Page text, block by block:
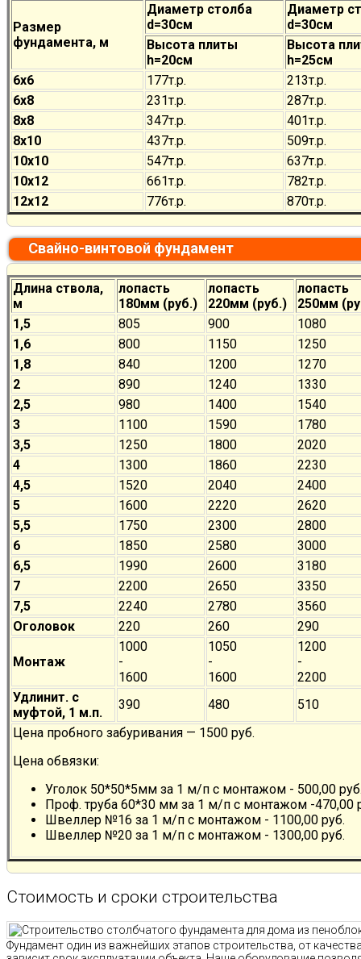
Размер
фундамента, м
Диаметр столба
d=30см
Диаметр
d=30см
Высота плиты
h=20см
Высота
h=25см
6х6
177т.р. 213т.р.
6х8
231т.р. 287т.р.
8х8
347т.р. 401т.р.
8х10
437т.р. 509т.р.
10х10
547т.р. 637т.р.
10х12
661т.р. 782т.р.
12х12
776т.р. 870т.р.
Свайно-винтовой фундамент
Длина ствола,
м
лопасть
180мм (руб.)
лопасть
220мм (руб.)
лопасть
250мм
1,5
805 900
1080
1,6
800 1150
1250
1,8
840 1200
1270
2
890 1240
1330
2,5
980 1400
1540
3
1100 1590
1780
3,5
1250 1800
2020
4
1300 1860
2230
4,5
1520 2040
2400
5
1600 2220
2620
5,5
1750 2300
2800
6
1850 2580
3000
6,5
1990 2600
3180
7
2200 2650
3350
7,5
2240 2780
3560
Оголовок
220 260 290
Монтаж
1000
-
1600
1050
-
1600
1200
-
2200
Удлинит. с
муфтой, 1 м.п.
390 480
510
Цена пробного забуривания — 1500 руб.
Цена обвязки:
Уголок 50*50*5мм за 1 м/п с монтажом - 500,00
Проф. труба 60*30 мм за 1 м/п с монтажом -470,00
Швеллер №16 за 1 м/п с монтажом - 1100,00 руб.
Швеллер №20 за 1 м/п с монтажом - 1300,00 руб.
Стоимость и сроки строительства
Фундамент один из важнейших этапов строительства, от